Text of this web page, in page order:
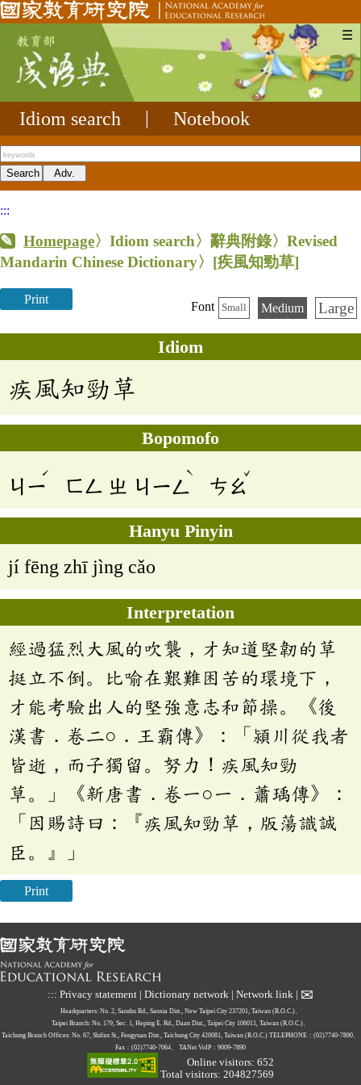
☰
Idiom search Notebook
:::
Homepage〉Idiom search〉辭典附錄〉Revised
Mandarin Chinese Dictionary〉 [疾風知勁草]
Print
Font Small Medium Large
Idiom
疾風知勁草
Bopomofo
ㄐㄧ
ˊ
ㄈㄥ ㄓ ㄐㄧㄥ
ˋ
ㄘㄠ
ˇ
Hanyu Pinyin
jí fēng zhī jìng cǎo
Interpretation
經過猛烈大風的吹襲，才知道堅韌的草
挺立不倒。比喻在艱難困苦的環境下，
才能考驗出人的堅強意志和節操。《後
漢書．卷二○．王霸傳》：「潁川從我者
皆逝，而子獨留。努力！疾風知勁
草。」《新唐書．卷一○一．蕭瑀傳》：
「因賜詩曰：『疾風知勁草，版蕩識誠
臣。』」
Print
::: Privacy statement | Dictionary network | Network link | ✉
Headquarters: No. 2, Sanshu Rd., Sanxia Dist., New Taipei City 237201, Taiwan (R.O.C.)、
Taipei Branch: No. 179, Sec. 1, Heping E. Rd., Daan Dist., Taipei City 106011, Taiwan (R.O.C.)、
Taichung Branch Offices: No. 67, Shifan St., Fengyuan Dist., Taichung City 420081, Taiwan (R.O.C.) TELEPHONE：(02)7740-7890、
Fax：(02)7740-7064、
TANet VoIP：9009-7890
Online visitors: 652
Total visitors: 204827569